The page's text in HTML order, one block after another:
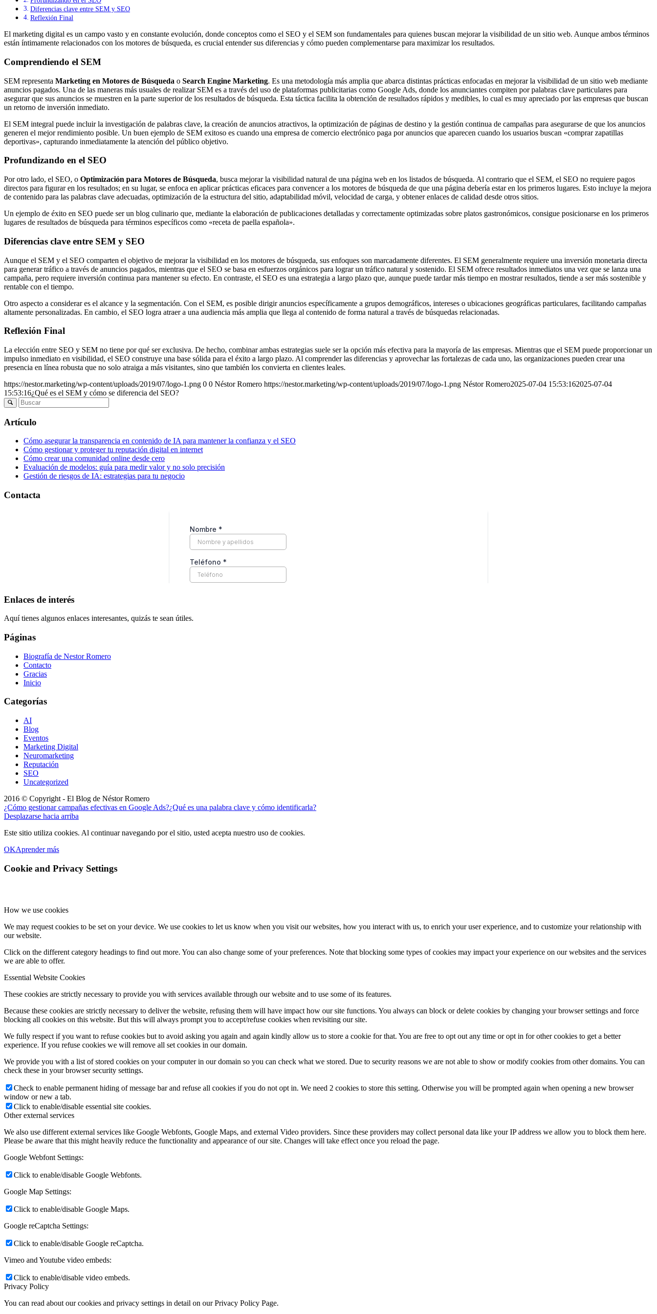
Diferencias clave entre SEM y SEO
Reflexión Final
El marketing digital es un campo vasto y en constante evolución, donde conceptos como el SEO y el SEM son fundamentales para quienes buscan mejorar la visibilidad de un sitio web. Aunque ambos términos
están íntimamente relacionados con los motores de búsqueda, es crucial entender sus diferencias y cómo pueden complementarse para maximizar los resultados.
Comprendiendo el SEM
SEM representa Marketing en Motores de Búsqueda o Search Engine Marketing. Es una metodología más amplia que abarca distintas prácticas enfocadas en mejorar la visibilidad de un sitio web mediante
anuncios pagados. Una de las maneras más usuales de realizar SEM es a través del uso de plataformas publicitarias como Google Ads, donde los anunciantes compiten por palabras clave particulares para
asegurar que sus anuncios se muestren en la parte superior de los resultados de búsqueda. Esta táctica facilita la obtención de resultados rápidos y medibles, lo cual es muy apreciado por las empresas que buscan
un retorno de inversión inmediato.
El SEM integral puede incluir la investigación de palabras clave, la creación de anuncios atractivos, la optimización de páginas de destino y la gestión continua de campañas para asegurarse de que los anuncios
generen el mejor rendimiento posible. Un buen ejemplo de SEM exitoso es cuando una empresa de comercio electrónico paga por anuncios que aparecen cuando los usuarios buscan «comprar zapatillas
deportivas», capturando inmediatamente la atención del público objetivo.
Profundizando en el SEO
Por otro lado, el SEO, o Optimización para Motores de Búsqueda, busca mejorar la visibilidad natural de una página web en los listados de búsqueda. Al contrario que el SEM, el SEO no requiere pagos
directos para figurar en los resultados; en su lugar, se enfoca en aplicar prácticas eficaces para convencer a los motores de búsqueda de que una página debería estar en los primeros lugares. Esto incluye la mejora
de contenido para las palabras clave adecuadas, optimización de la estructura del sitio, adaptabilidad móvil, velocidad de carga, y obtener enlaces de calidad desde otros sitios.
Un ejemplo de éxito en SEO puede ser un blog culinario que, mediante la elaboración de publicaciones detalladas y correctamente optimizadas sobre platos gastronómicos, consigue posicionarse en los primeros
lugares de resultados de búsqueda para términos específicos como «receta de paella española».
Diferencias clave entre SEM y SEO
Aunque el SEM y el SEO comparten el objetivo de mejorar la visibilidad en los motores de búsqueda, sus enfoques son marcadamente diferentes. El SEM generalmente requiere una inversión monetaria directa
para generar tráfico a través de anuncios pagados, mientras que el SEO se basa en esfuerzos orgánicos para lograr un tráfico natural y sostenido. El SEM ofrece resultados inmediatos una vez que se lanza una
campaña, pero requiere inversión continua para mantener su efecto. En contraste, el SEO es una estrategia a largo plazo que, aunque puede tardar más tiempo en mostrar resultados, tiende a ser más sostenible y
rentable con el tiempo.
Otro aspecto a considerar es el alcance y la segmentación. Con el SEM, es posible dirigir anuncios específicamente a grupos demográficos, intereses o ubicaciones geográficas particulares, facilitando campañas
altamente personalizadas. En cambio, el SEO logra atraer a una audiencia más amplia que llega al contenido de forma natural a través de búsquedas relacionadas.
Reflexión Final
La elección entre SEO y SEM no tiene por qué ser exclusiva. De hecho, combinar ambas estrategias suele ser la opción más efectiva para la mayoría de las empresas. Mientras que el SEM puede proporcionar un
impulso inmediato en visibilidad, el SEO construye una base sólida para el éxito a largo plazo. Al comprender las diferencias y aprovechar las fortalezas de cada uno, las organizaciones pueden crear una
presencia en línea robusta que no solo atraiga a más visitantes, sino que también los convierta en clientes leales.
https://nestor.marketing/wp-content/uploads/2019/07/logo-1.png 0 0 Néstor Romero https://nestor.marketing/wp-content/uploads/2019/07/logo-1.png Néstor Romero2025-07-04 15:53:162025-07-04
15:53:16¿Qué es el SEM y cómo se diferencia del SEO?
Artículo
Cómo asegurar la transparencia en contenido de IA para mantener la confianza y el SEO
Cómo gestionar y proteger tu reputación digital en internet
Cómo crear una comunidad online desde cero
Evaluación de modelos: guía para medir valor y no solo precisión
Gestión de riesgos de IA: estrategias para tu negocio
Contacta
Enlaces de interés
Aquí tienes algunos enlaces interesantes, quizás te sean útiles.
Páginas
Biografía de Nestor Romero
Contacto
Gracias
Inicio
Categorías
AI
Blog
Eventos
Marketing Digital
Neuromarketing
Reputación
SEO
Uncategorized
2016 © Copyright - El Blog de Néstor Romero
¿Cómo gestionar campañas efectivas en Google Ads?¿Qué es una palabra clave y cómo identificarla?
Desplazarse hacia arriba
Este sitio utiliza cookies. Al continuar navegando por el sitio, usted acepta nuestro uso de cookies.
OKAprender más
Cookie and Privacy Settings
How we use cookies
We may request cookies to be set on your device. We use cookies to let us know when you visit our websites, how you interact with us, to enrich your user experience, and to customize your relationship with
our website.
Click on the different category headings to find out more. You can also change some of your preferences. Note that blocking some types of cookies may impact your experience on our websites and the services
we are able to offer.
Essential Website Cookies
These cookies are strictly necessary to provide you with services available through our website and to use some of its features.
Because these cookies are strictly necessary to deliver the website, refusing them will have impact how our site functions. You always can block or delete cookies by changing your browser settings and force
blocking all cookies on this website. But this will always prompt you to accept/refuse cookies when revisiting our site.
We fully respect if you want to refuse cookies but to avoid asking you again and again kindly allow us to store a cookie for that. You are free to opt out any time or opt in for other cookies to get a better
experience. If you refuse cookies we will remove all set cookies in our domain.
We provide you with a list of stored cookies on your computer in our domain so you can check what we stored. Due to security reasons we are not able to show or modify cookies from other domains. You can
check these in your browser security settings.
Check to enable permanent hiding of message bar and refuse all cookies if you do not opt in. We need 2 cookies to store this setting. Otherwise you will be prompted again when opening a new browser
window or new a tab.
Click to enable/disable essential site cookies.
Other external services
We also use different external services like Google Webfonts, Google Maps, and external Video providers. Since these providers may collect personal data like your IP address we allow you to block them here.
Please be aware that this might heavily reduce the functionality and appearance of our site. Changes will take effect once you reload the page.
Google Webfont Settings:
Click to enable/disable Google Webfonts.
Google Map Settings:
Click to enable/disable Google Maps.
Google reCaptcha Settings:
Click to enable/disable Google reCaptcha.
Vimeo and Youtube video embeds:
Click to enable/disable video embeds.
Privacy Policy
You can read about our cookies and privacy settings in detail on our Privacy Policy Page.